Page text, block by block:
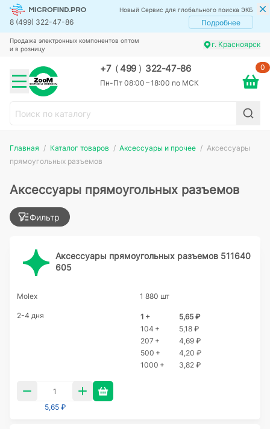
Новый Сервис для глобального поиска ЭКБ
8 (499) 322-47-86 Подробнее
Продажа электронных компонентов оптом
и в розницу
г. Красноярск
+7 (499 ) 322-47-86
Пн-Пт 08:00 – 18:00 по МСК
0
Главная Каталог товаров Аксессуары и прочее
Аксессуары
прямоугольных разъемов
Аксессуары прямоугольных разъемов
Фильтр
Аксессуары прямоугольных разъемов 511640
605
Molex 1 880 шт
2-4 дня 1 +
5,65 ₽
104 +
5,18 ₽
207 +
4,69 ₽
500 +
4,20 ₽
1000 +
3,82 ₽
5,65 ₽